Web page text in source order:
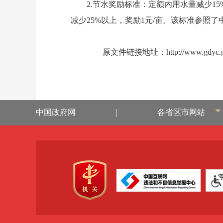
2.节水奖励标准：定额内用水量减少
减少25%以上，奖励1元/亩。该标准参照
原文件链接地址： http://
中国政府网 | 各省区市网站